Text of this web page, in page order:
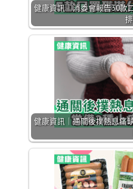
健康資訊｜消委會報告30款
健康資訊｜通關後撲熱息痛